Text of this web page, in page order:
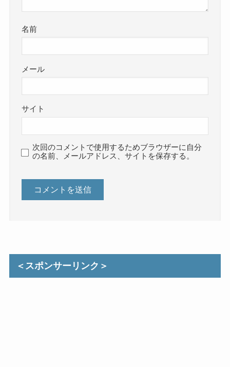
名前
メール
サイト
次回のコメントで使用するためブラウザーに自分
の名前、メールアドレス、サイトを保存する。
＜スポンサーリンク＞